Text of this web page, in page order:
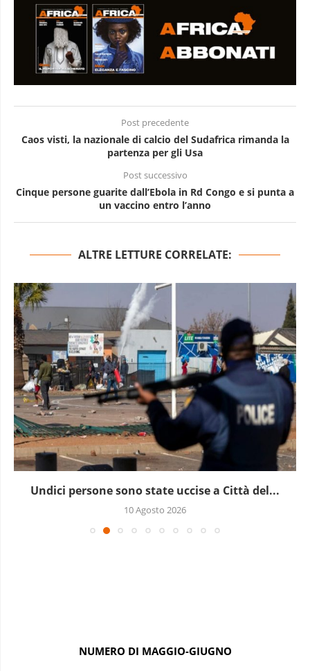
Post precedente
Caos visti, la nazionale di calcio del Sudafrica rimanda la
partenza per gli Usa
Post successivo
Cinque persone guarite dall’Ebola in Rd Congo e si punta a
un vaccino entro l’anno
ALTRE LETTURE CORRELATE:
Undici persone sono state uccise a Città del...
10 Agosto 2026
NUMERO DI MAGGIO-GIUGNO